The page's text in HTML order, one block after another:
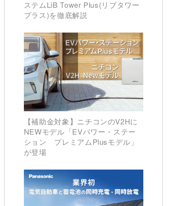
ステムLiB Tower Plus(リブタワー
プラス)を徹底解説
【補助金対象】ニチコンのV2Hに
NEWモデル「EVパワー・ステー
ション プレミアムPlusモデル」
が登場